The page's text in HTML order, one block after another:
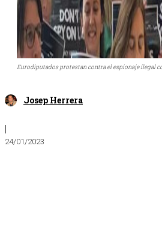
Eurodiputados protestan contra el espionaje ilegal
Josep Herrera
|
24/01/2023